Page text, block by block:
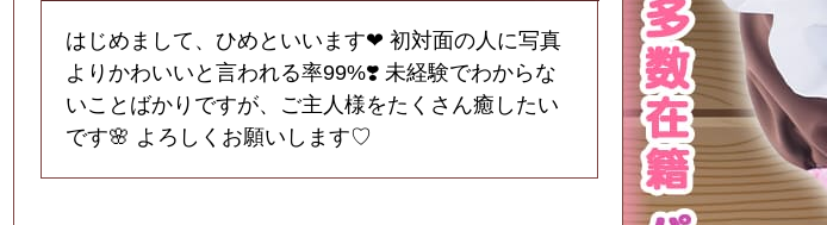
はじめまして、ひめといいます❤︎ 初対面の人に写真
よりかわいいと言われる率99%❣️ 未経験でわからな
いことばかりですが、ご主人様をたくさん癒したい
です🌸 よろしくお願いします♡